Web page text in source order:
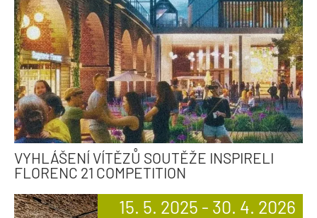
VYHLÁŠENÍ VÍTĚZŮ SOUTĚŽE INSPIRELI
FLORENC 21 COMPETITION
15. 5. 2025 - 30. 4. 2026